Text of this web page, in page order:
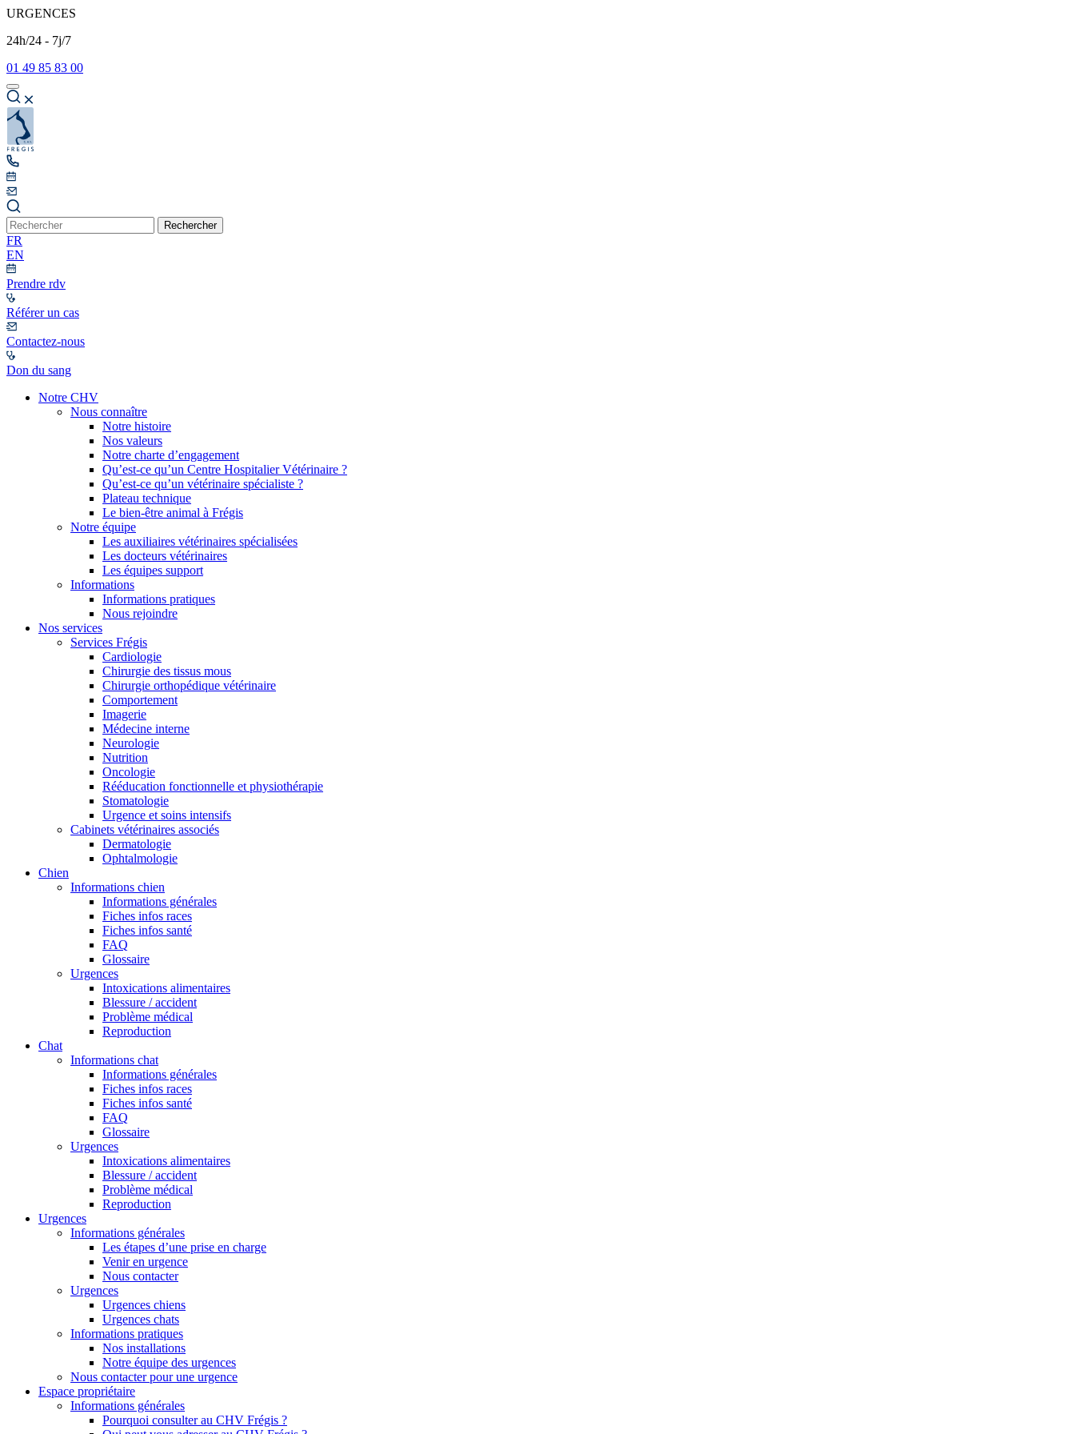
URGENCES
24h/24 - 7j/7
01 49 85 83 00
Rechercher
FR
EN
Prendre rdv
Référer un cas
Contactez-nous
Don du sang
Notre CHV
Nous connaître
Notre histoire
Nos valeurs
Notre charte d’engagement
Qu’est-ce qu’un Centre Hospitalier Vétérinaire ?
Qu’est-ce qu’un vétérinaire spécialiste ?
Plateau technique
Le bien-être animal à Frégis
Notre équipe
Les auxiliaires vétérinaires spécialisées
Les docteurs vétérinaires
Les équipes support
Informations
Informations pratiques
Nous rejoindre
Nos services
Services Frégis
Cardiologie
Chirurgie des tissus mous
Chirurgie orthopédique vétérinaire
Comportement
Imagerie
Médecine interne
Neurologie
Nutrition
Oncologie
Rééducation fonctionnelle et physiothérapie
Stomatologie
Urgence et soins intensifs
Cabinets vétérinaires associés
Dermatologie
Ophtalmologie
Chien
Informations chien
Informations générales
Fiches infos races
Fiches infos santé
FAQ
Glossaire
Urgences
Intoxications alimentaires
Blessure / accident
Problème médical
Reproduction
Chat
Informations chat
Informations générales
Fiches infos races
Fiches infos santé
FAQ
Glossaire
Urgences
Intoxications alimentaires
Blessure / accident
Problème médical
Reproduction
Urgences
Informations générales
Les étapes d’une prise en charge
Venir en urgence
Nous contacter
Urgences
Urgences chiens
Urgences chats
Informations pratiques
Nos installations
Notre équipe des urgences
Nous contacter pour une urgence
Espace propriétaire
Informations générales
Pourquoi consulter au CHV Frégis ?